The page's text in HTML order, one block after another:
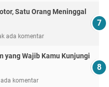
Satu Orang Meninggal
ada komentar
yang Wajib Kamu Kunjungi
komentar